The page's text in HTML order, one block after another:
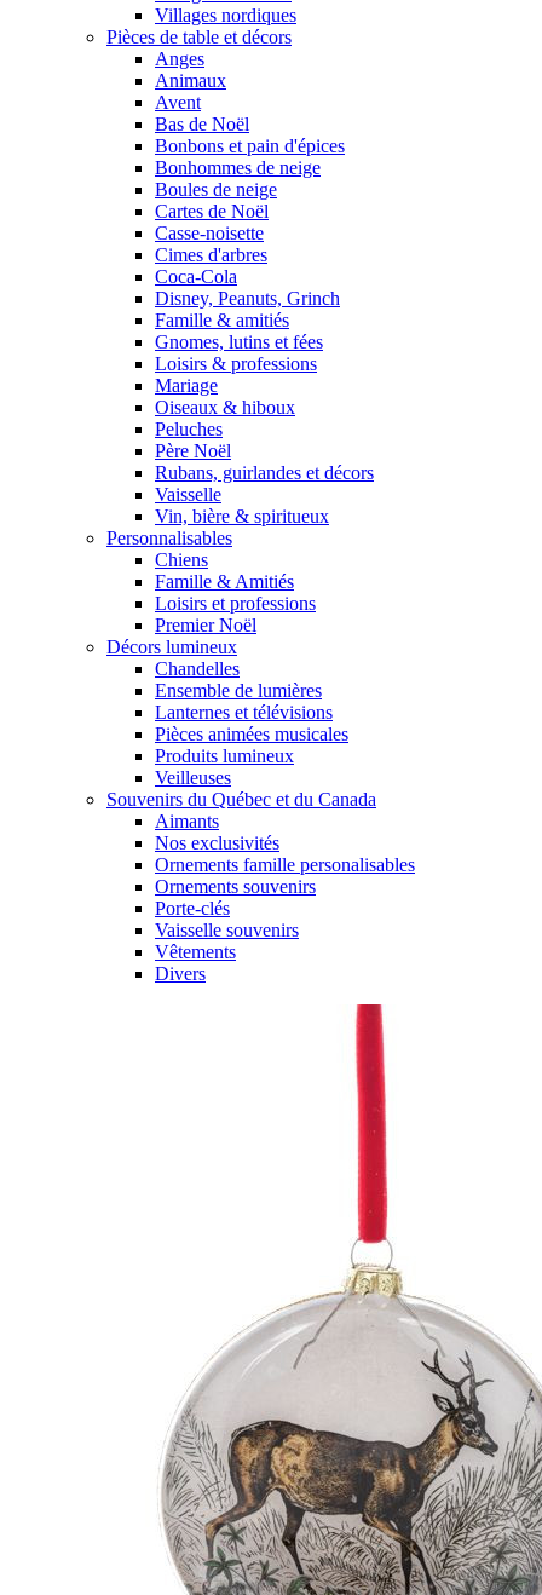
Villages nordiques
Pièces de table et décors
Anges
Animaux
Avent
Bas de Noël
Bonbons et pain d'épices
Bonhommes de neige
Boules de neige
Cartes de Noël
Casse-noisette
Cimes d'arbres
Coca-Cola
Disney, Peanuts, Grinch
Famille & amitiés
Gnomes, lutins et fées
Loisirs & professions
Mariage
Oiseaux & hiboux
Peluches
Père Noël
Rubans, guirlandes et décors
Vaisselle
Vin, bière & spiritueux
Personnalisables
Chiens
Famille & Amitiés
Loisirs et professions
Premier Noël
Décors lumineux
Chandelles
Ensemble de lumières
Lanternes et télévisions
Pièces animées musicales
Produits lumineux
Veilleuses
Souvenirs du Québec et du Canada
Aimants
Nos exclusivités
Ornements famille personalisables
Ornements souvenirs
Porte-clés
Vaisselle souvenirs
Vêtements
Divers